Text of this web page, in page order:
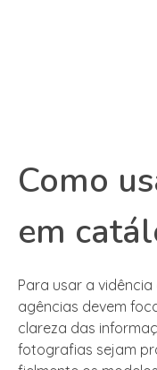
Como
em
Para usar a
agências devem
clareza das
fotografias sejam